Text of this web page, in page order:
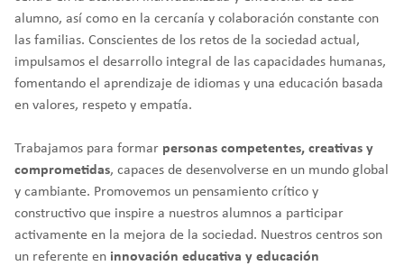
alumno, así como en la cercanía y colaboración constante con
las familias. Conscientes de los retos de la sociedad actual,
impulsamos el desarrollo integral de las capacidades humanas,
fomentando el aprendizaje de idiomas y una educación basada
en valores, respeto y empatía.
Trabajamos para formar personas competentes, creativas y
comprometidas, capaces de desenvolverse en un mundo global
y cambiante. Promovemos un pensamiento crítico y
constructivo que inspire a nuestros alumnos a participar
activamente en la mejora de la sociedad. Nuestros centros son
un referente en innovación educativa y educación